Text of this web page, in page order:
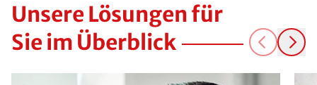
Unsere Lösungen für
Sie im Überblick